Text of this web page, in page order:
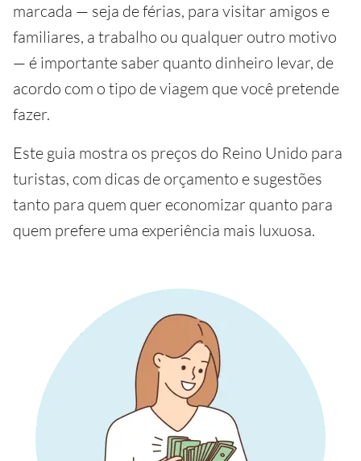
marcada — seja de férias, para visitar amigos e
familiares, a trabalho ou qualquer outro motivo
— é importante saber quanto dinheiro levar, de
acordo com o tipo de viagem que você pretende
fazer.
Este guia mostra os preços do Reino Unido para
turistas, com dicas de orçamento e sugestões
tanto para quem quer economizar quanto para
quem prefere uma experiência mais luxuosa.